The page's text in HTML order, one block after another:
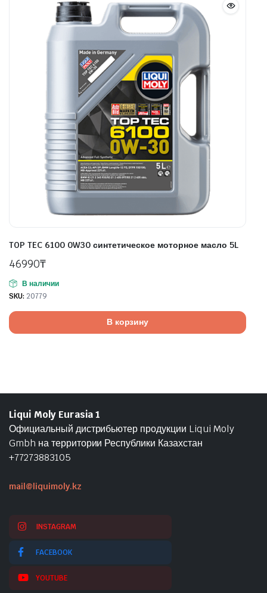
TOP TEC 6100 0W30 синтетическое моторное масло 5L
46990₸
В наличии
SKU: 20779
В корзину
Liqui Moly Eurasia 1
Официальный дистрибьютер продукции Liqui Moly
Gmbh на территории Республики Казахстан
+77273883105
mail@liquimoly.kz
INSTAGRAM
FACEBOOK
YOUTUBE